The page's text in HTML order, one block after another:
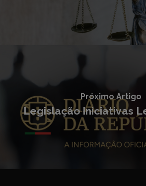
Próximo Artigo
Legislação Iniciativas